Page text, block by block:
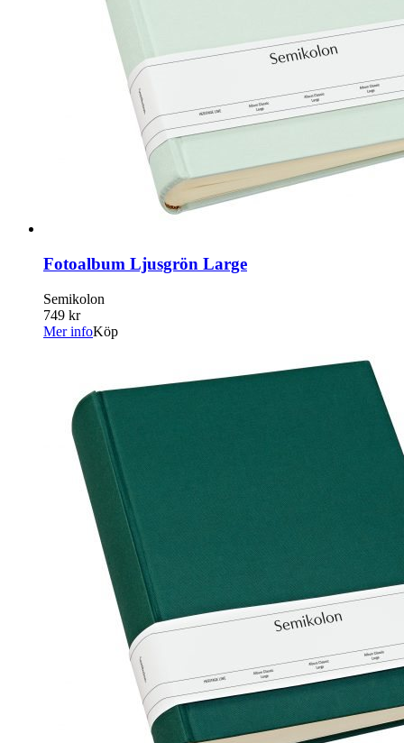
Fotoalbum Ljusgrön Large
Semikolon
749 kr
Mer infoKöp